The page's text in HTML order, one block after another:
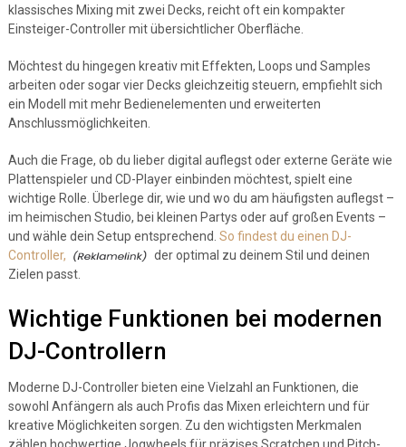
klassisches Mixing mit zwei Decks, reicht oft ein kompakter
Einsteiger-Controller mit übersichtlicher Oberfläche.
Möchtest du hingegen kreativ mit Effekten, Loops und Samples
arbeiten oder sogar vier Decks gleichzeitig steuern, empfiehlt sich
ein Modell mit mehr Bedienelementen und erweiterten
Anschlussmöglichkeiten.
Auch die Frage, ob du lieber digital auflegst oder externe Geräte wie
Plattenspieler und CD-Player einbinden möchtest, spielt eine
wichtige Rolle. Überlege dir, wie und wo du am häufigsten auflegst –
im heimischen Studio, bei kleinen Partys oder auf großen Events –
und wähle dein Setup entsprechend. So findest du einen DJ-
Controller,
der optimal zu deinem Stil und deinen
Zielen passt.
Wichtige Funktionen bei modernen
DJ-Controllern
Moderne DJ-Controller bieten eine Vielzahl an Funktionen, die
sowohl Anfängern als auch Profis das Mixen erleichtern und für
kreative Möglichkeiten sorgen. Zu den wichtigsten Merkmalen